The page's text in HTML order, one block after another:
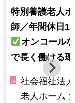
特別養護老人
師／年間休日
オンコール
で長く働ける
社会福祉法
老人ホーム